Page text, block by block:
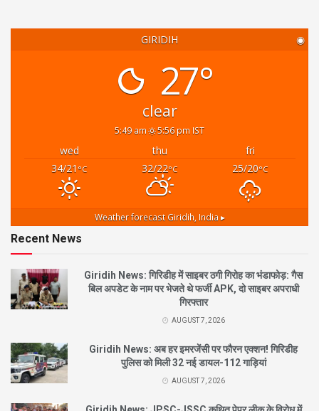
GIRIDIH ◉
27°
clear
5:49 am 5:56 pm IST
wed thu
fri
34/21 °C 32/22°C 25/20°C
Weather forecast Giridih, India ▸
Recent News
Giridih News: गिरिडीह में साइबर ठगी गिरोह का भंडाफोड़: गैस
बिल अपडेट के नाम पर भेजते थे फर्जी APK, दो साइबर अपराधी
गिरफ्तार
AUGUST 7, 2026
Giridih News: अब हर इमरजेंसी पर फौरन एक्शन! गिरिडीह
पुलिस को मिली 32 नई डायल-112 गाड़ियां
AUGUST 7, 2026